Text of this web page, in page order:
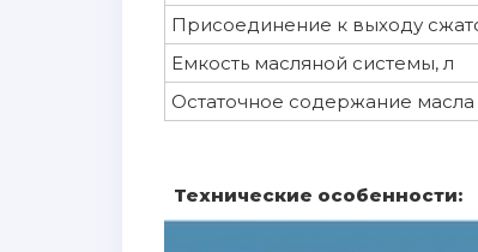
Присоединение к выходу
Емкость масляной системы, л
Остаточное содержание
Технические особенности: